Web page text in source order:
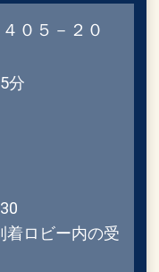
０５－２０
分
着ロビー内の受